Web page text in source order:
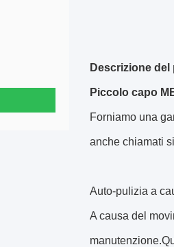
Descrizione
Piccolo capo
Forniamo una
anche chiamati
Auto-pulizia a
A causa del